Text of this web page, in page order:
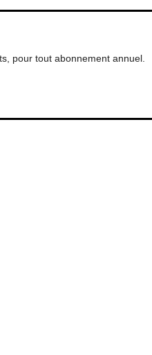
pour tout abonnement annuel.